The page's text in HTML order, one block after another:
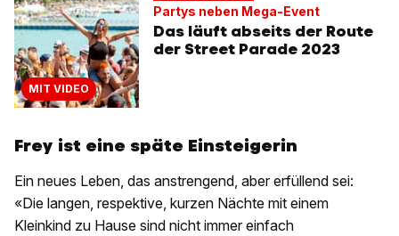
MIT VIDEO
Partys neben Mega-Event
Das läuft abseits der Route
der Street Parade 2023
Frey ist eine späte Einsteigerin
Ein neues Leben, das anstrengend, aber erfüllend sei:
«Die langen, respektive, kurzen Nächte mit einem
Kleinkind zu Hause sind nicht immer einfach